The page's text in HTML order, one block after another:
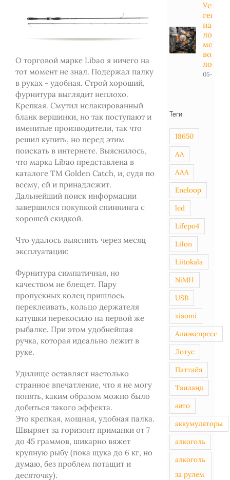
О торговой марке Libao я ничего на
тот момент не знал. Подержал палку
в руках - удобная. Строй хороший,
фурнитура выглядит неплохо.
Крепкая. Смутил нелакированный
бланк вершинки, но так поступают и
именитые производители, так что
решил купить, но перед этим
поискать в интернете. Выяснилось,
что марка Libao представлена в
каталоге ТМ Golden Catch, и, судя по
всему, ей и принадлежит.
Дальнейший поиск информации
завершился покупкой спиннинга с
хорошей скидкой.
Что удалось выяснить через месяц
эксплуатации:
Фурнитура симпатичная, но
качеством не блещет. Пару
пропускных колец пришлось
переклеивать, кольцо держателя
катушки перекосило на первой же
рыбалке. При этом удобнейшая
ручка, которая идеально лежит в
руке.
Удилище оставляет настолько
странное впечатление, что я не могу
понять, каким образом можно было
добиться такого эффекта.
Это крепкая, мощная, удобная палка.
Швыряет за горизонт приманки от 7
до 45 граммов, шикарно вяжет
крупную рыбу (пока щука до 6 кг, но
думаю, без проблем потащит и
десяточку).
на
мотор
вольт в
лодке
05-01-
Теги
18650
AA
AAA
Eneloop
led
Lifepo4
LiIon
Liitokala
NiMH
USB
xiaomi
Алиэкспресс
Лотус
Паттайя
Таиланд
авто
аккумуляторы
алкоголь
алкоголь
за рулем